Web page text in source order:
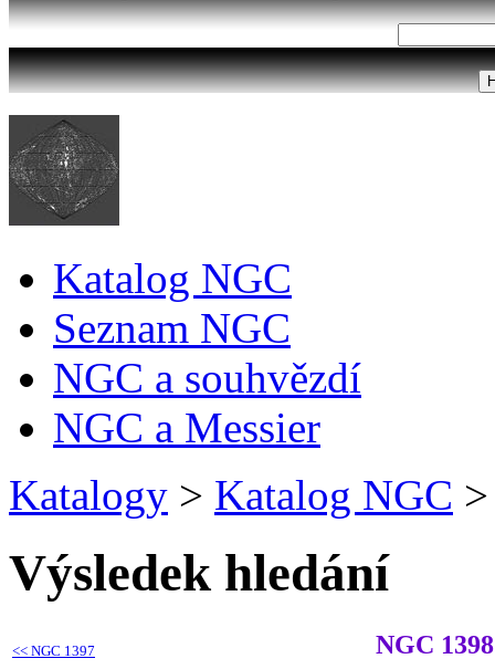
Katalog NGC
Seznam NGC
NGC a souhvězdí
NGC a Messier
Katalogy > Katalog NGC >
Výsledek hledání
<< NGC 1397 NGC 1398